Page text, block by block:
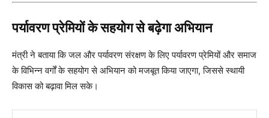
पर्यावरण प्रेमियों के सहयोग से बढ़ेगा अभियान
मंत्री ने बताया कि जल और पर्यावरण संरक्षण के लिए पर्यावरण प्रेमियों और समाज
के विभिन्न वर्गों के सहयोग से अभियान को मजबूत किया जाएगा, जिससे स्थायी
विकास को बढ़ावा मिल सके।